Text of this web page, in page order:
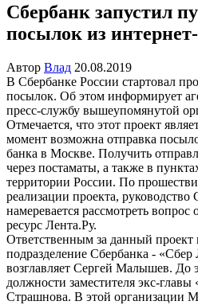
Сбербанк запустил
посылок из
Автор Влад 20.08.2019
В Сбербанке России стартовал
посылок. Об этом информирует
пресс-службу вышеупомянутой
Отмечается, что этот проект
момент возможна отправка
банка в Москве. Получить
через постаматы, а также в
территории России. По
реализации проекта, руководство
намеревается рассмотреть
ресурс Лента.Ру.
Ответственным за данный проект
подразделение Сбербанка - «Сбер
возглавляет Сергей Малышев. До
должности заместителя экс-
Страшнова. В этой организации